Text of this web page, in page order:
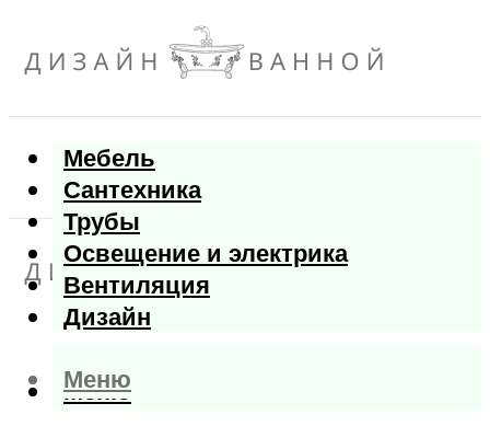
Мебель
Сантехника
Трубы
Освещение и электрика
Вентиляция
Дизайн
Меню
Меню